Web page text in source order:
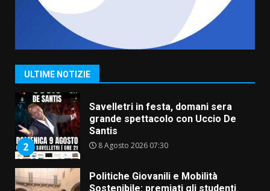
ULTIME NOTIZIE
1
La Banda Città di Fasano apre
ufficialmente la Festa di
2
Savelletri in festa, domani sera
grande spettacolo con Uccio De
Santis
8 Agosto 2026 07:30
Politiche Giovanili e Mobilità
Sostenibile: premiati gli studenti